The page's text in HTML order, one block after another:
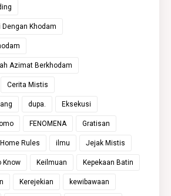
Khodam
Azimat Berkhodam
Cerita Mistis
dupa. Eksekusi
FENOMENA Gratisan
Home Rules ilmu Jejak Mistis
Know Keilmuan Kepekaan Batin
Kerejekian kewibawaan